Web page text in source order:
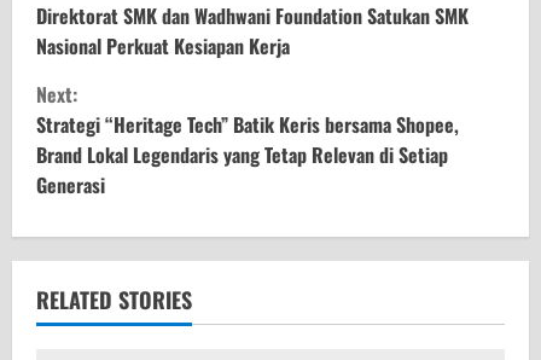
o
n
t
i
n
u
e
Direktorat SMK dan Wadhwani Foundation Satukan SMK
Nasional Perkuat Kesiapan Kerja
Next:
Strategi “Heritage Tech” Batik Keris bersama Shopee,
Brand Lokal Legendaris yang Tetap Relevan di Setiap
Generasi
RELATED STORIES